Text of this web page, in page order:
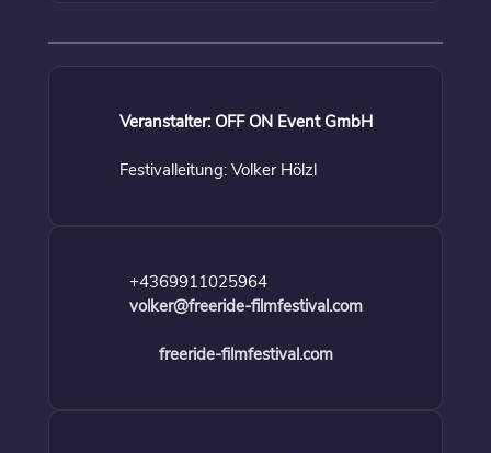
Veranstalter: OFF ON Event GmbH
Festivalleitung: Volker Hölzl
+4369911025964
volker@freeride-filmfestival.com
freeride-filmfestival.com